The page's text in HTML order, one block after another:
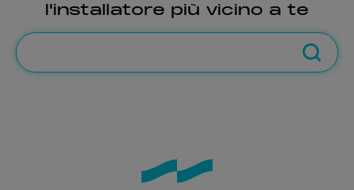
l'installatore più vicino a te